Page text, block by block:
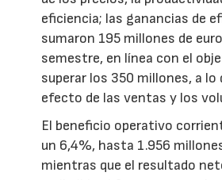
eficiencia; las ganancias de
sumaron 195 millones de
semestre, en línea con el
superar los 350 millones, a lo
efecto de las ventas y los
El beneficio operativo
un 6,4%, hasta 1.956
mientras que el resultado